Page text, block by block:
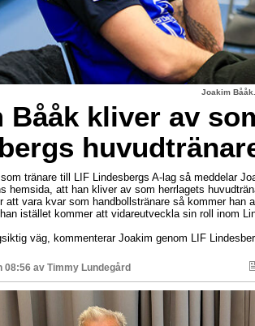
Joakim
Bååk kliver av
tränare till LIF Lindesbergs A-lag så meddelar
hemsida, att han kliver av som herrlagets
att vara kvar som handbollstränare så kommer han
istället kommer att vidareutveckla sin roll inom
väg, kommenterar Joakim genom LIF
08:56 av Timmy Lundegård